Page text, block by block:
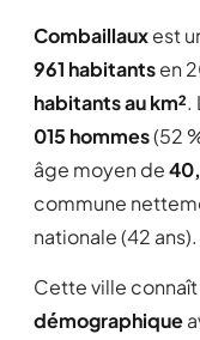
Combaillauxest
961 habitantsen
habitants au km².
015 hommes(52
âge moyen de
commune
nationale (42 ans).
Cette ville connaît
démographique